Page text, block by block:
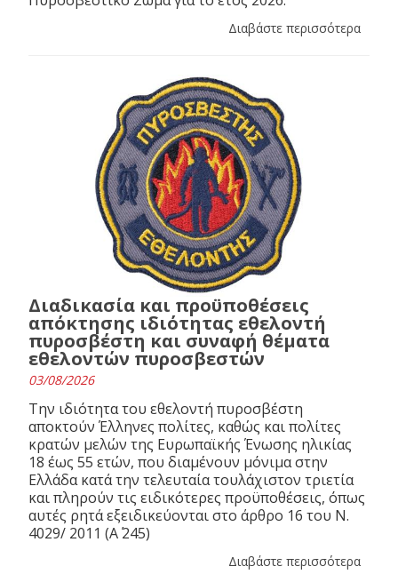
Διαβάστε περισσότερα
Διαδικασία και προϋποθέσεις
απόκτησης ιδιότητας εθελοντή
πυροσβέστη και συναφή θέματα
εθελοντών πυροσβεστών
03/08/2026
Την ιδιότητα του εθελοντή πυροσβέστη
αποκτούν Έλληνες πολίτες, καθώς και πολίτες
κρατών μελών της Ευρωπαϊκής Ένωσης ηλικίας
18 έως 55 ετών, που διαμένουν μόνιμα στην
Ελλάδα κατά την τελευταία τουλάχιστον τριετία
και πληρούν τις ειδικότερες προϋποθέσεις, όπως
αυτές ρητά εξειδικεύονται στο άρθρο 16 του N.
4029/ 2011 (Α΄ 245)
Διαβάστε περισσότερα